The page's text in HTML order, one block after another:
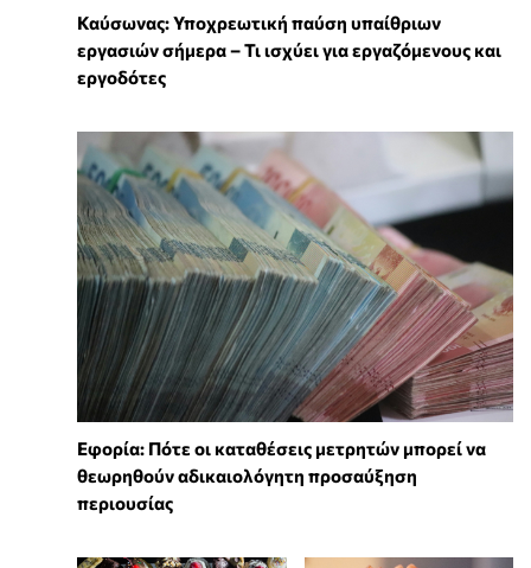
Καύσωνας: Υποχρεωτική παύση υπαίθριων
εργασιών σήμερα – Τι ισχύει για εργαζόμενους και
εργοδότες
Εφορία: Πότε οι καταθέσεις μετρητών μπορεί να
θεωρηθούν αδικαιολόγητη προσαύξηση
περιουσίας